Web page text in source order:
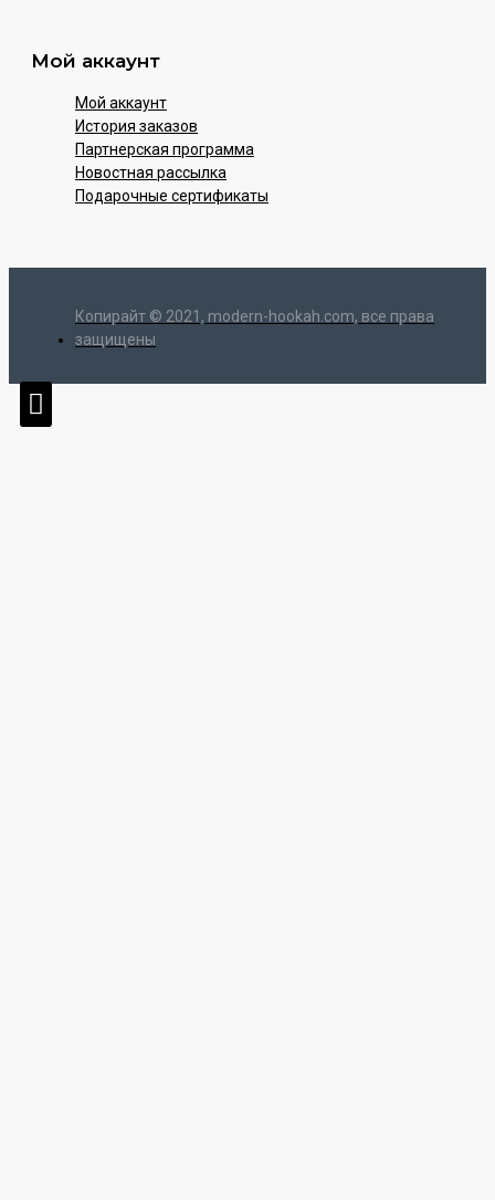
Мой аккаунт
Мой аккаунт
История заказов
Партнерская программа
Новостная рассылка
Подарочные сертификаты
Копирайт © 2021, modern-hookah.com, все права
защищены